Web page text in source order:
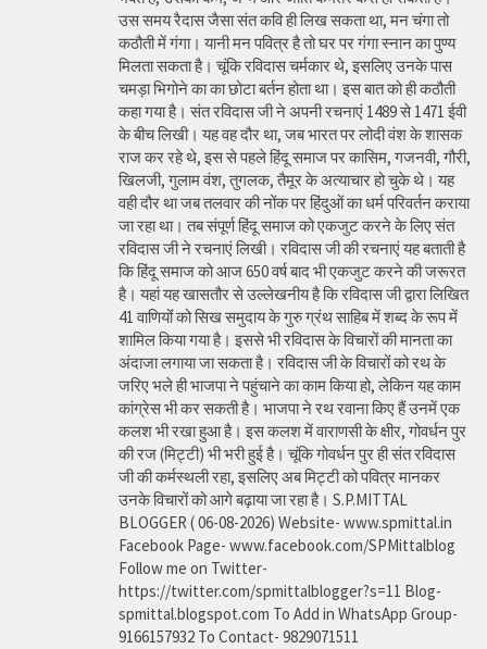
उस समय रैदास जैसा संत कवि ही लिख सकता था, मन चंगा तो
कठौती में गंगा। यानी मन पवित्र है तो घर पर गंगा स्नान का पुण्य
मिलता सकता है। चूंकि रविदास चर्मकार थे, इसलिए उनके पास
चमड़ा भिगोने का का छोटा बर्तन होता था। इस बात को ही कठौती
कहा गया है। संत रविदास जी ने अपनी रचनाएं 1489 से 1471 ईवी
के बीच लिखी। यह वह दौर था, जब भारत पर लोदी वंश के शासक
राज कर रहे थे, इस से पहले हिंदू समाज पर कासिम, गजनवी, गौरी,
खिलजी, गुलाम वंश, तुगलक, तैमूर के अत्याचार हो चुके थे। यह
वही दौर था जब तलवार की नोंक पर हिंदुओं का धर्म परिवर्तन कराया
जा रहा था। तब संपूर्ण हिंदू समाज को एकजुट करने के लिए संत
रविदास जी ने रचनाएं लिखी। रविदास जी की रचनाएं यह बताती है
कि हिंदू समाज को आज 650 वर्ष बाद भी एकजुट करने की जरूरत
है। यहां यह खासतौर से उल्लेखनीय है कि रविदास जी द्वारा लिखित
41 वाणियोंं को सिख समुदाय के गुरु ग्रंथ साहिब में शब्द के रूप में
शामिल किया गया है। इससे भी रविदास के विचारों की मानता का
अंदाजा लगाया जा सकता है। रविदास जी के विचारों को रथ के
जरिए भले ही भाजपा ने पहुंचाने का काम किया हो, लेकिन यह काम
कांग्रेस भी कर सकती है। भाजपा ने रथ रवाना किए हैं उनमें एक
कलश भी रखा हुआ है। इस कलश में वाराणसी के क्षीर, गोवर्धन पुर
की रज (मिट्टी) भी भरी हुई है। चूंकि गोवर्धन पुर ही संत रविदास
जी की कर्मस्थली रहा, इसलिए अब मिट्टी को पवित्र मानकर
उनके विचारों को आगे बढ़ाया जा रहा है। S.P.MITTAL
BLOGGER ( 06-08-2026) Website- www.spmittal.in
Facebook Page- www.facebook.com/SPMittalblog
Follow me on Twitter-
https://twitter.com/spmittalblogger?s=11 Blog-
spmittal.blogspot.com To Add in WhatsApp Group-
9166157932 To Contact- 9829071511